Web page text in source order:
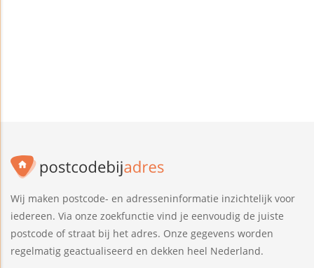
Wij maken postcode- en adresseninformatie inzichtelijk voor
iedereen. Via onze zoekfunctie vind je eenvoudig de juiste
postcode of straat bij het adres. Onze gegevens worden
regelmatig geactualiseerd en dekken heel Nederland.